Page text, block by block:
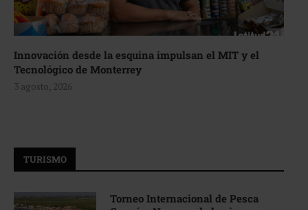
Innovación desde la esquina impulsan el MIT y el
Tecnológico de Monterrey
3 agosto, 2026
TURISMO
Torneo Internacional de Pesca